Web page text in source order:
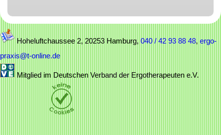
Hoheluftchaussee 2, 20253 Hamburg, 040 / 42 93 88 48, ergo-
praxis@t-online.de
Mitglied im Deutschen Verband der Ergotherapeuten e.V.